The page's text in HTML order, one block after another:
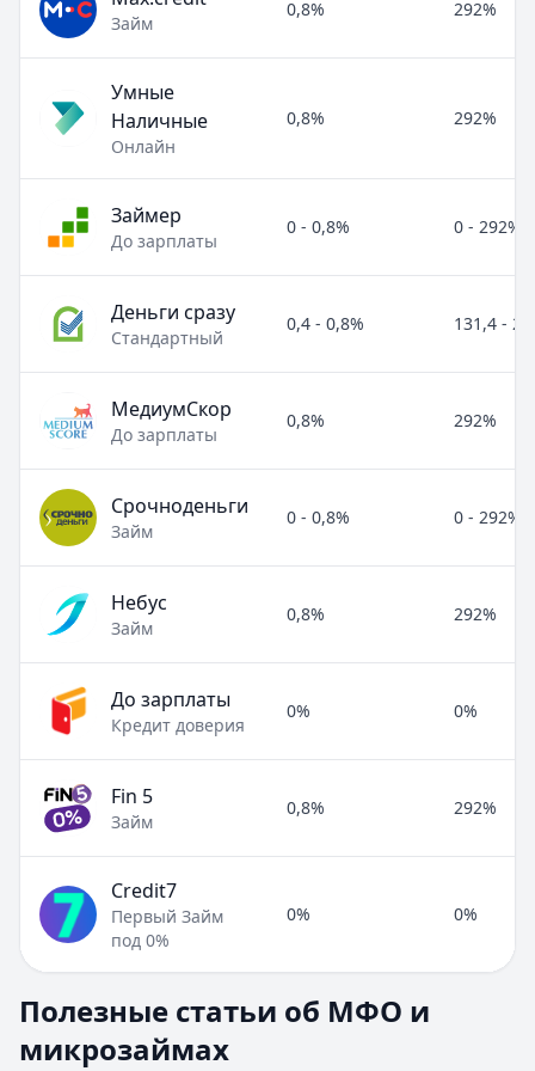
Займ
0,8% 292%
Умные
Наличные
Онлайн
0,8% 292%
Займер
До зарплаты
0 - 0,8% 0 - 292%
Деньги сразу
Стандартный
0,4 - 0,8% 131,4 -
МедиумСкор
До зарплаты
0,8% 292%
Срочноденьги
Займ
0 - 0,8% 0 - 292%
Небус
Займ
0,8% 292%
До зарплаты
Кредит доверия
0% 0%
Fin 5
Займ
0,8% 292%
Credit7
Первый Займ
под 0%
0% 0%
Раздел:МФО и микрозаймы. Всего статей: 8.
Займ под расписку
Полезные статьи об МФО и
микрозаймах